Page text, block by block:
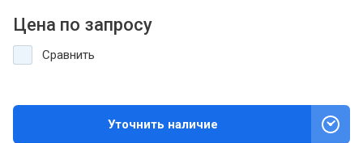
Цена по запросу
Сравнить
Уточнить наличие